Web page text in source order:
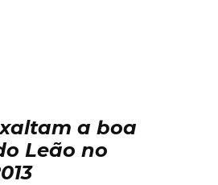
a boa
Leão no